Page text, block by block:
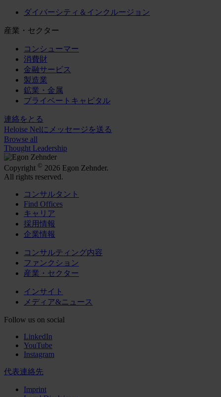
ダイバーシティ＆インクルージョン
産業・セクター
コンシューマー
消費財
金融サービス
製造業
鉱業・金属
プライベートキャピタル
連絡をとる
Heloise Nelにメッセージを送る
Browse all
Thought Leadership
Copyright © 2026 Egon Zehnder.
All rights reserved.
コンサルタント
Find Offices
キャリア
採用情報
企業情報
コンサルティング内容
ファンクション
産業・セクター
インサイト
メディア&ニュース
Follow us on social
LinkedIn
YouTube
Instagram
代表連絡先
Imprint